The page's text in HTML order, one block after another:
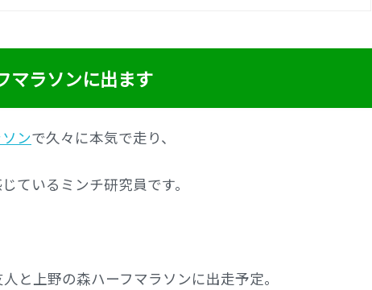
マラソンに出ます
ンで久々に本気で走り、
ているミンチ研究員です。
と上野の森ハーフマラソンに出走予定。